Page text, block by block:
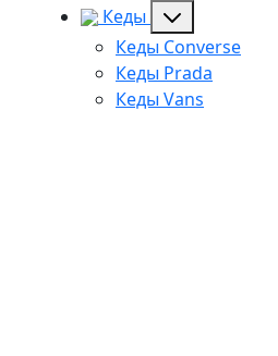
Кеды
Кеды Converse
Кеды Prada
Кеды Vans